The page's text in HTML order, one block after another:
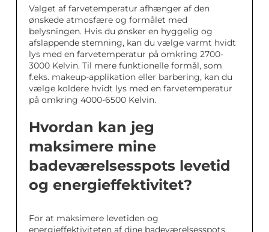
Valget af farvetemperatur afhænger af den
ønskede atmosfære og formålet med
belysningen. Hvis du ønsker en hyggelig og
afslappende stemning, kan du vælge varmt hvidt
lys med en farvetemperatur på omkring 2700-
3000 Kelvin. Til mere funktionelle formål, som
f.eks. makeup-applikation eller barbering, kan du
vælge koldere hvidt lys med en farvetemperatur
på omkring 4000-6500 Kelvin.
Hvordan kan jeg
maksimere mine
badeværelsesspots levetid
og energieffektivitet?
For at maksimere levetiden og
energieffektiviteten af dine badeværelsesspots,